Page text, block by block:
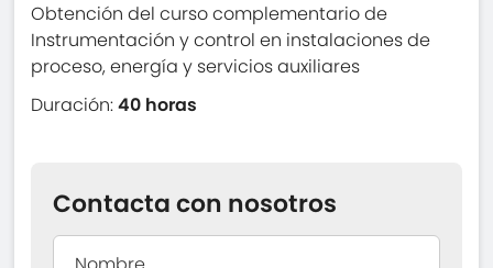
Obtención del curso complementario de
Instrumentación y control en instalaciones de
proceso, energía y servicios auxiliares
Duración:40 horas
Contacta con nosotros